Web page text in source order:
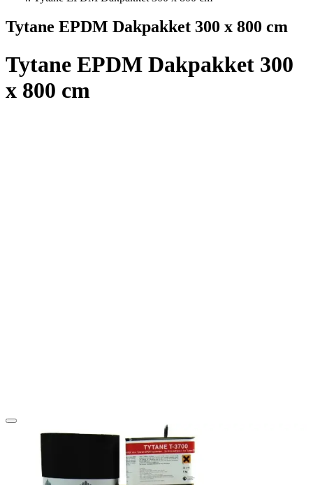
Tytane EPDM Dakpakket 300 x 800 cm
Tytane EPDM Dakpakket 300
x 800 cm